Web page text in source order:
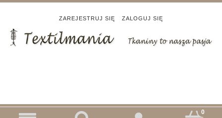
ZAREJESTRUJ SIĘ ZALOGUJ SIĘ